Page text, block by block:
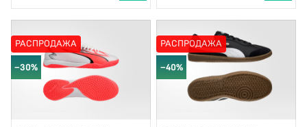
РАСПРОДАЖА
−30%
РАСПРОДАЖА
−40%